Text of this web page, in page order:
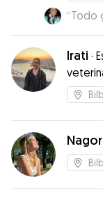
“Todo
Irati ·
tu